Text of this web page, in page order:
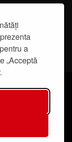
a
„Acceptă